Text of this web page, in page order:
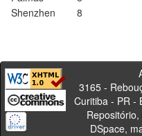
Shenzhen
8
Av.
3165 -
Curitiba
DSpace,